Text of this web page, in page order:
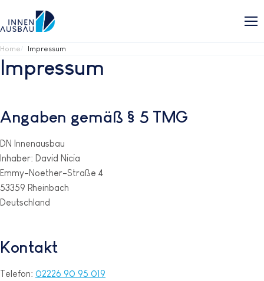
Home Impressum
Impressum
Angaben gemäß § 5 TMG
DN Innenausbau
Inhaber: David Nicia
Emmy-Noether-Straße 4
53359 Rheinbach
Deutschland
Kontakt
Telefon: 02226 90 95 019